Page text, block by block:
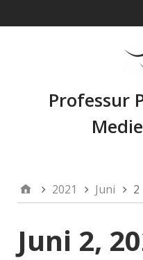
Professur
2021 Juni 2
Juni 2,